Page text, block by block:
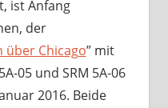
ist Anfang
der
über Chicago” mit
05 und SRM 5A-06
2016. Beide